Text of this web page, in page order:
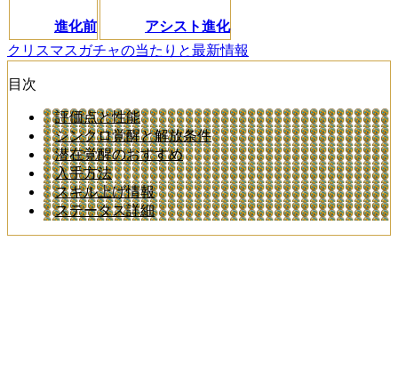
進化前
アシスト進化
クリスマスガチャの当たりと最新情報
目次
評価点と性能
シンクロ覚醒と解放条件
潜在覚醒のおすすめ
入手方法
スキル上げ情報
ステータス詳細